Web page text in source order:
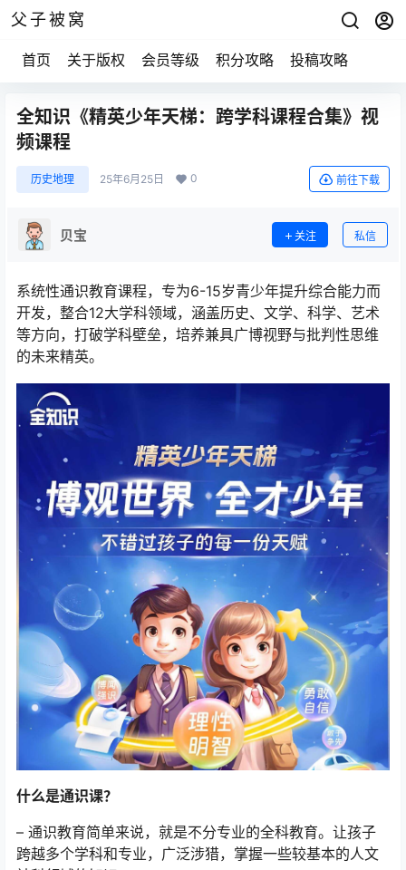
父子被窝
首页 关于版权 会员等级 积分攻略 投稿攻略
全知识《精英少年天梯：跨学科课程合集》视
频课程
历史地理 25年6月25日 0 前往下载
贝宝 关注 私信
系统性通识教育课程，专为6-15岁青少年提升综合能力而
开发，整合‌12大学科领域‌，涵盖历史、文学、科学、艺术
等方向，打破学科壁垒，培养兼具广博视野与批判性思维
的未来精英。
什么是通识课？
– 通识教育简单来说，就是不分专业的全科教育。让孩子
跨越多个学科和专业，广泛涉猎，掌握一些较基本的人文